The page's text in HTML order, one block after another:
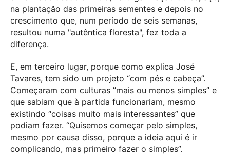
na plantação das primeiras sementes e depois no
crescimento que, num período de seis semanas,
resultou numa "autêntica floresta", fez toda a
diferença.
E, em terceiro lugar, porque como explica José
Tavares, tem sido um projeto “com pés e cabeça”.
Começaram com culturas “mais ou menos simples” e
que sabiam que à partida funcionariam, mesmo
existindo “coisas muito mais interessantes” que
podiam fazer. “Quisemos começar pelo simples,
mesmo por causa disso, porque a ideia aqui é ir
complicando, mas primeiro fazer o simples”.